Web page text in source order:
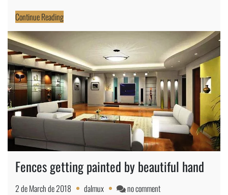
Continue Reading
Fences getting painted by beautiful hand
2 de March de 2018 dalmux no commenton